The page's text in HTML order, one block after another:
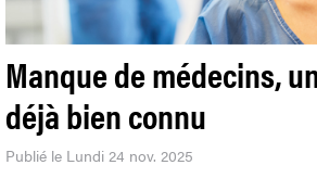
Manque de médecins,
déjà bien connu
Publié le Lundi 24 nov. 2025